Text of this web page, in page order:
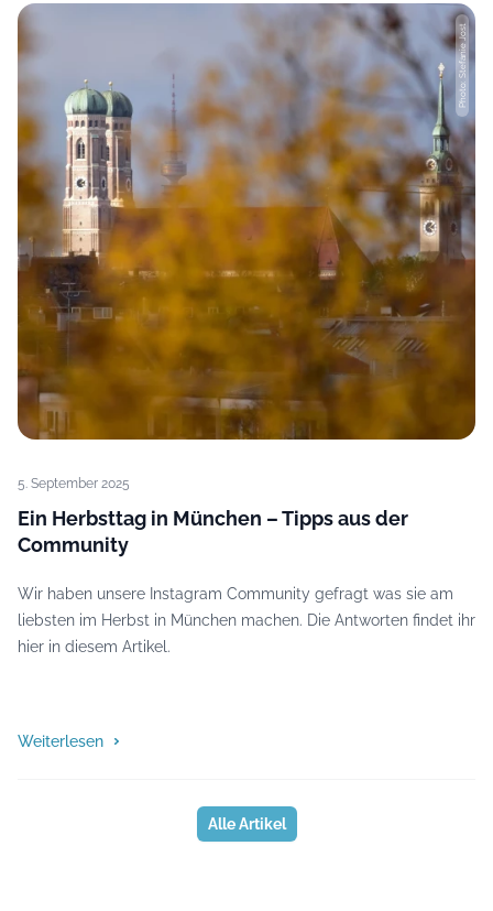
Photo: Stefanie Jost
5. September 2025
Ein Herbsttag in München – Tipps aus der
Community
Wir haben unsere Instagram Community gefragt was sie am
liebsten im Herbst in München machen. Die Antworten findet ihr
hier in diesem Artikel.
Weiterlesen
Alle Artikel